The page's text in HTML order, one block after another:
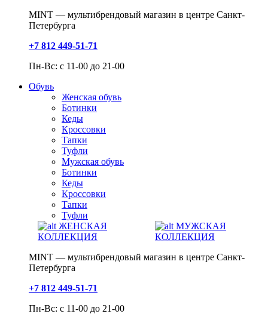
MINT — мультибрендовый магазин в центре Санкт-
Петербурга
+7 812 449-51-71
Пн-Вс: с 11-00 до 21-00
Обувь
Женская обувь
Ботинки
Кеды
Кроссовки
Тапки
Туфли
Мужская обувь
Ботинки
Кеды
Кроссовки
Тапки
Туфли
ЖЕНСКАЯ
КОЛЛЕКЦИЯ
МУЖСКАЯ
КОЛЛЕКЦИЯ
MINT — мультибрендовый магазин в центре Санкт-
Петербурга
+7 812 449-51-71
Пн-Вс: с 11-00 до 21-00